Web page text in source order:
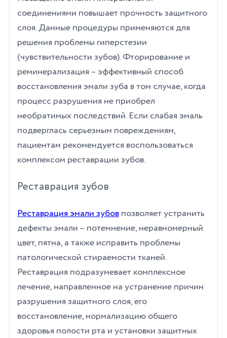
соединениями повышает прочность защитного
слоя. Данные процедуры применяются для
решения проблемы гиперстезии
(чувствительности зубов). Фторирование и
реминерализация – эффективный способ
восстановления эмали зуба в том случае, когда
процесс разрушения не приобрел
необратимых последствий. Если слабая эмаль
подверглась серьезным повреждениям,
пациентам рекомендуется воспользоваться
комплексом реставрации зубов.
Реставрация зубов
Реставрация эмали зубов позволяет устранить
дефекты эмали – потемнение, неравномерный
цвет, пятна, а также исправить проблемы
патологической стираемости тканей.
Реставрация подразумевает комплексное
лечение, направленное на устранение причин
разрушения защитного слоя, его
восстановление, нормализацию общего
здоровья полости рта и установки защитных